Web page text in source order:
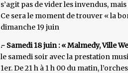
s’agit pas de vider les invendus,
Ce sera le moment de trouver « la
dimanche 19 juin
.- Samedi 18 juin : « Malmedy, Ville
le samedi soir avec la prestation
1er. De 21 h à 1 h 00 du matin,